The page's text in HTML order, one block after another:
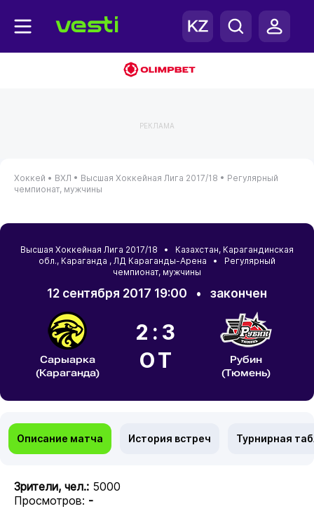
РЕКЛАМА
Хоккей • ВХЛ • Высшая Хоккейная Лига 2017/18 • Регулярный
чемпионат, мужчины
Высшая Хоккейная Лига 2017/18 • Казахстан, Карагандинская
обл., Караганда , ЛД Караганды-Арена • Регулярный
чемпионат, мужчины
12 сентября 2017 19:00 • закончен
Сарыарка
(Караганда)
2:3
ОТ
Рубин
(Тюмень)
Описание матча История встреч Турнирная
Зрители, чел.: 5000
Просмотров: -